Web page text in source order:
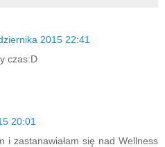
2015 22:41
czas:D
20:01
i zastanawiałam się nad Wellness